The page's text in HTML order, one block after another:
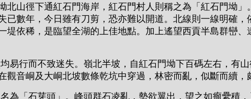
北山徑下通紅石門海岸，紅石門村人則稱之為「紅石門坳
已數年，今日雖有刀剪，恐亦難以開道。北線則一線明確
堤依稀，是臨望全湖的上佳地點。加上遙望西貢半島群巒
行而不致迷失。嶺北半坡，自紅石門坳下百碼左右，有
音峒及大峒北坡數條乾坑中穿過，林密而亂，似斷而續，
「石芽頭」。峰頭群石凌亂，勢欲翼出，望之如瘤纍積